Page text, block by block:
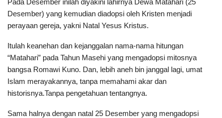
Pada Desember inilah diyakini lahirnya Dewa Matahari (25
Desember) yang kemudian diadopsi oleh Kristen menjadi
perayaan gereja, yakni Natal Yesus Kristus.
Itulah keanehan dan kejanggalan nama-nama hitungan
“Matahari” pada Tahun Masehi yang mengadopsi mitosnya
bangsa Romawi Kuno. Dan, lebih aneh bin janggal lagi, umat
Islam merayakannya, tanpa memahami akar dan
historisnya.Tanpa pengetahuan tentangnya.
Sama halnya dengan natal 25 Desember yang mengadopsi